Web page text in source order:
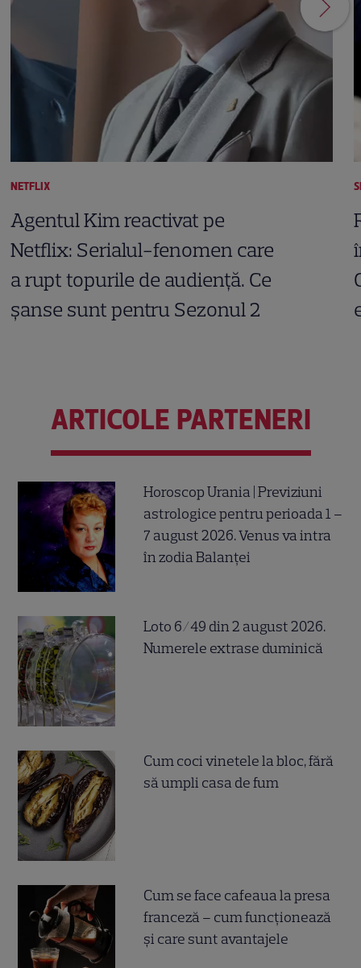
NETFLIX
Agentul Kim reactivat pe
Netflix: Serialul-fenomen care
a rupt topurile de audiență. Ce
șanse sunt pentru Sezonul 2
ARTICOLE PARTENERI
Horoscop Urania | Previziuni
astrologice pentru perioada 1 –
7 august 2026. Venus va intra
în zodia Balanței
Loto 6/49 din 2 august 2026.
Numerele extrase duminică
Cum coci vinetele la bloc, fără
să umpli casa de fum
Cum se face cafeaua la presa
franceză – cum funcționează
și care sunt avantajele